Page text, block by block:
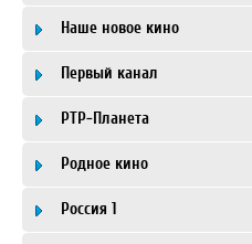
Наше новое кино
Первый канал
РТР-Планета
Родное кино
Россия 1